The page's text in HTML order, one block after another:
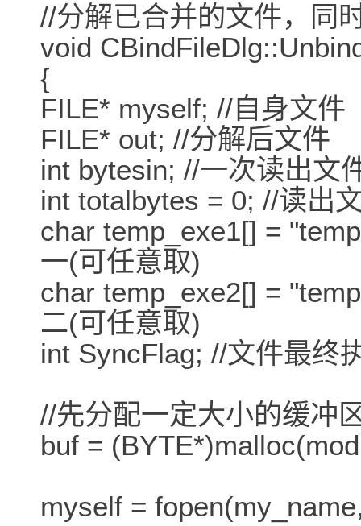
//分解已合并的文件，同
void
{
FILE* myself; //自身文件
FILE* out; //分解后文件
int bytesin; //一次读出文
int totalbytes = 0; //读出
char temp_exe1[] =
一(可任意取)
char temp_exe2[] =
二(可任意取)
int SyncFlag; //文件最终
//先分配一定大小的缓冲
buf =
myself =